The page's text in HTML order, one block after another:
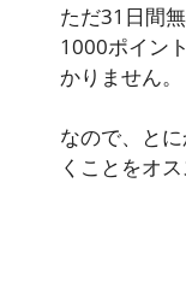
ただ31日間
1000ポイン
かりません。
なので、と
くことをオ